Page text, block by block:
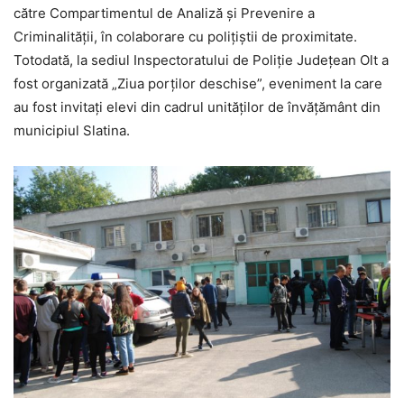
către Compartimentul de Analiză și Prevenire a
Criminalității, în colaborare cu poliţiştii de proximitate.
Totodată, la sediul Inspectoratului de Poliție Județean Olt a
fost organizată „Ziua porţilor deschise”, eveniment la care
au fost invitați elevi din cadrul unităților de învățământ din
municipiul Slatina.